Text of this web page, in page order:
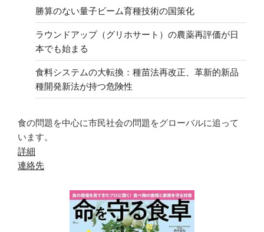
勝算のない量子ビーム育種技術の国策化
ラウンドアップ（グリホサート）の農薬再評価が日
本でも始まる
食料システムの大転換：種苗法再改正、革新的新品
種開発新法が持つ危険性
食の問題を中心に市民社会の問題をグローバルに追って
います。
詳細
連絡先